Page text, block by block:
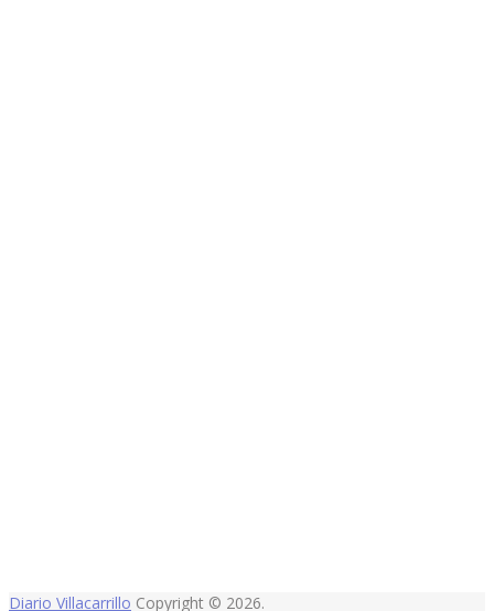
Diario Villacarrillo Copyright © 2026.